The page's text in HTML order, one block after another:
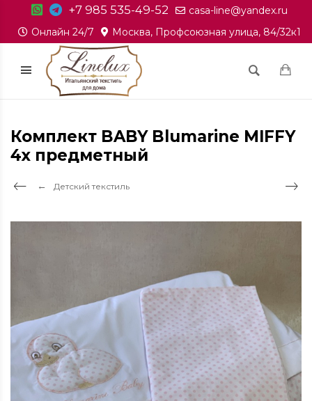
+7 985 535-49-52
casa-line@yandex.ru
Онлайн 24/7
Москва, Профсоюзная улица, 84/32к1
Комплект BABY Blumarine MIFFY
4х предметный
Детский текстиль